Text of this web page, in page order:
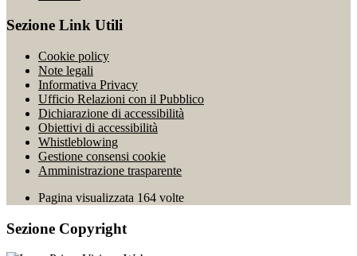
Sezione Link Utili
Cookie policy
Note legali
Informativa Privacy
Ufficio Relazioni con il Pubblico
Dichiarazione di accessibilità
Obiettivi di accessibilità
Whistleblowing
Gestione consensi cookie
Amministrazione trasparente
Pagina visualizzata 164 volte
Sezione Copyright